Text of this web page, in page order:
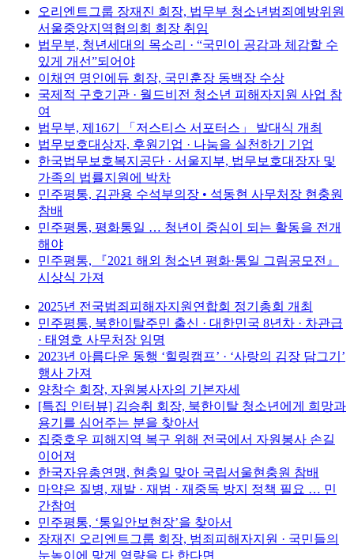
오리엔트그룹 장재진 회장, 법무부 청소년범죄예방위원
서울중앙지역협의회 회장 취임
법무부, 청년세대의 목소리 · “국민이 공감과 체감할 수
있게 개선”되어야
이채연 명인에듀 회장, 국민훈장 동백장 수상
국제적 구호기관 · 월드비전 청소년 피해자지원 사업 참
여
법무부, 제16기 「저스티스 서포터스」 발대식 개최
법무보호대상자, 후원기업 · 나눔을 실천하기 기업
한국법무보호복지공단 · 서울지부, 법무보호대장자 및
가족의 법률지원에 박차
민주평통, 김관용 수석부의장 • 석동현 사무처장 현충원
참배
민주평통, 평화통일 … 청년이 중심이 되는 활동을 전개
해야
민주평통, 『2021 해외 청소년 평화·통일 그림공모전』
시상식 가져
2025년 전국범죄피해자지원연합회 정기총회 개최
민주평통, 북한이탈주민 출신 · 대한민국 8년차 · 차관급
· 태영호 사무처장 임명
2023년 아름다운 동행 ‘힐링캠프’ · ‘사랑의 김장 담그기’
행사 가져
양창수 회장, 자원봉사자의 기본자세
[특집 인터뷰] 김승취 회장, 북한이탈 청소년에게 희망과
용기를 심어주는 분을 찾아서
집중호우 피해지역 복구 위해 전국에서 자원봉사 손길
이어져
한국자유총연맹, 현충일 맞아 국립서울현충원 참배
마약은 질병, 재발 · 재범 · 재중독 방지 정책 필요 … 민
간참여
민주평통, ‘통일안보현장’을 찾아서
장재진 오리엔트그룹 회장, 범죄피해자지원 · 국민들의
눈높이에 맞게 역량을 다 한다면